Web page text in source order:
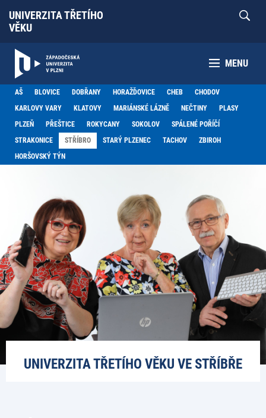
UNIVERZITA TŘETÍHO
VĚKU
MENU
AŠ BLOVICE DOBŘANY HORAŽĎOVICE CHEB
CHODOV
KARLOVY VARY
KLATOVY MARIÁNSKÉ LÁZNĚ NEČTINY
PLASY
PLZEŇ
PŘEŠTICE ROKYCANY SOKOLOV
SPÁLENÉ POŘÍČÍ
STRAKONICE
STŘÍBRO STARÝ PLZENEC TACHOV
ZBIROH
HORŠOVSKÝ TÝN
UNIVERZITA TŘETÍHO VĚKU VE STŘÍBŘE